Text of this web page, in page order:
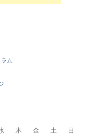
ラム
木 金 土
日